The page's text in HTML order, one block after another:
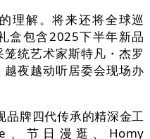
解。将来还将全球巡
盒包含2025下半年新品
笼统艺术家斯特凡・杰罗
夜越动听居委会现场办
牌四代传承的精深金工
、节日漫逛、Homy